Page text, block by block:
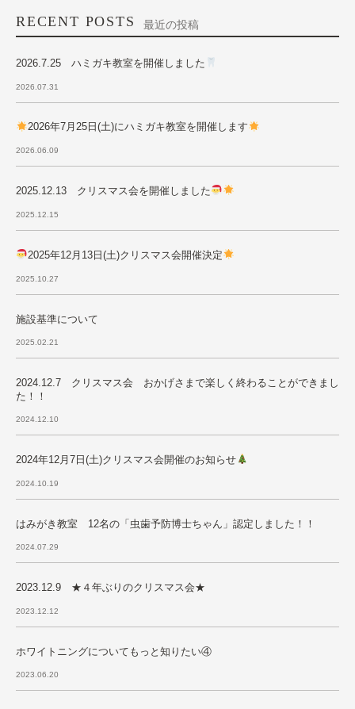
RECENT POSTS 最近の投稿
2026.7.25 ハミガキ教室を開催しました
2026.07.31
2026年7月25日(土)にハミガキ教室を開催します
2026.06.09
2025.12.13 クリスマス会を開催しました
2025.12.15
2025年12月13日(土)クリスマス会開催決定
2025.10.27
施設基準について
2025.02.21
2024.12.7 クリスマス会 おかげさまで楽しく終わることができまし
た！！
2024.12.10
2024年12月7日(土)クリスマス会開催のお知らせ
2024.10.19
はみがき教室 12名の「虫歯予防博士ちゃん」認定しました！！
2024.07.29
2023.12.9 ★４年ぶりのクリスマス会★
2023.12.12
ホワイトニングについてもっと知りたい④
2023.06.20